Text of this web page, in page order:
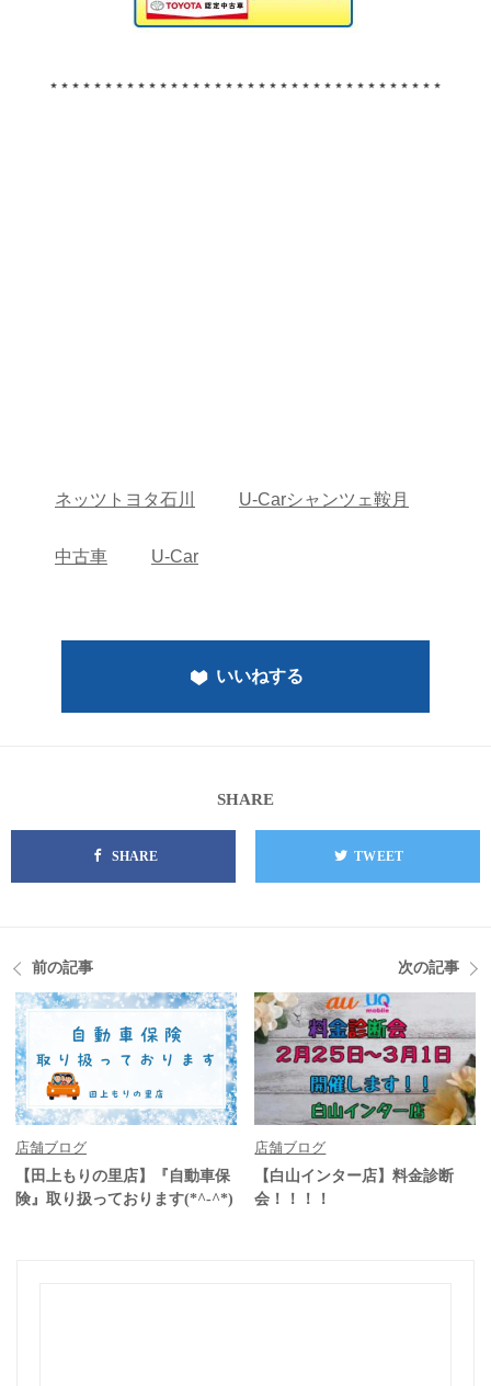
⋆⋆⋆⋆⋆⋆⋆⋆⋆⋆⋆⋆⋆⋆⋆⋆⋆⋆⋆⋆⋆⋆⋆⋆⋆⋆⋆⋆⋆⋆⋆⋆⋆⋆⋆⋆
ネッツトヨタ石川 U-Carシャンツェ鞍月
中古車 U-Car
いいねする
SHARE
SHARE TWEET
前の記事
店舗ブログ
【田上もりの里店】『自動車保
険』取り扱っております(*^-^*)
次の記事
店舗ブログ
【白山インター店】料金診断
会！！！！